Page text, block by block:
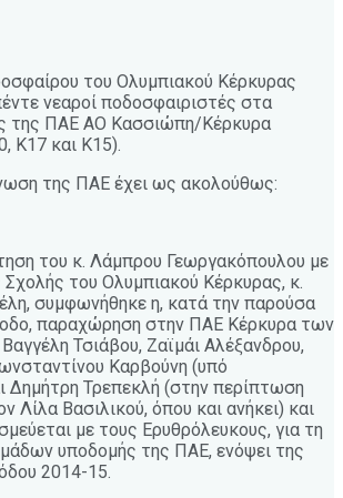
του Ολυμπιακού Κέρκυρας
νεαροί ποδοσφαιριστές στα
της ΠΑΕ ΑΟ Κασσιώπη/Κέρκυρα
Κ17 και Κ15).
της ΠΑΕ έχει ως ακολούθως:
του κ. Λάμπρου Γεωργακόπουλου με
Σχολής του Ολυμπιακού Κέρκυρας, κ.
συμφωνήθηκε η, κατά την παρούσα
παραχώρηση στην ΠΑΕ Κέρκυρα των
Τσιάβου, Ζαϊμάι Αλέξανδρου,
Καρβούνη (υπό
Δημήτρη Τρεπεκλή (στην περίπτωση
Λίλα Βασιλικού, όπου και ανήκει) και
με τους Ερυθρόλευκους, για τη
υποδομής της ΠΑΕ, ενόψει της
2014-15.